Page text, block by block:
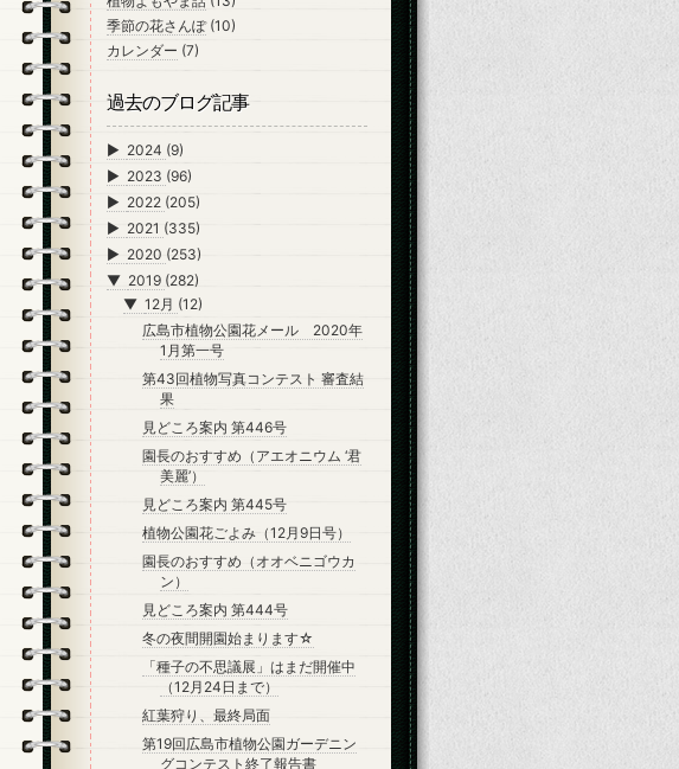
季節の花さんぽ (10)
カレンダー (7)
過去のブログ記事
► 2024 (9)
► 2023 (96)
► 2022 (205)
► 2021 (335)
► 2020 (253)
▼ 2019 (282)
▼12月 (12)
広島市植物公園花メール 2020年
1月第一号
第43回植物写真コンテスト 審査結
果
見どころ案内 第446号
園長のおすすめ（アエオニウム ‘君
美麗’）
見どころ案内 第445号
植物公園花ごよみ（12月9日号）
園長のおすすめ（オオベニゴウカ
ン）
見どころ案内 第444号
冬の夜間開園始まります☆
「種子の不思議展」はまだ開催中
（12月24日まで）
紅葉狩り、最終局面
第19回広島市植物公園ガーデニン
グコンテスト終了報告書